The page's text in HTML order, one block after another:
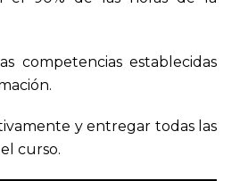
competencias establecidas
y entregar todas las
curso.